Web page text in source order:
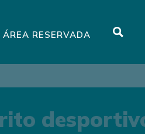
ÁREA RESERVADA